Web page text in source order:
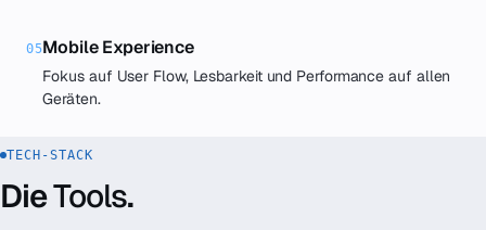
05Mobile Experience
Fokus auf User Flow, Lesbarkeit und Performance auf allen
Geräten.
TECH-STACK
DieTools.